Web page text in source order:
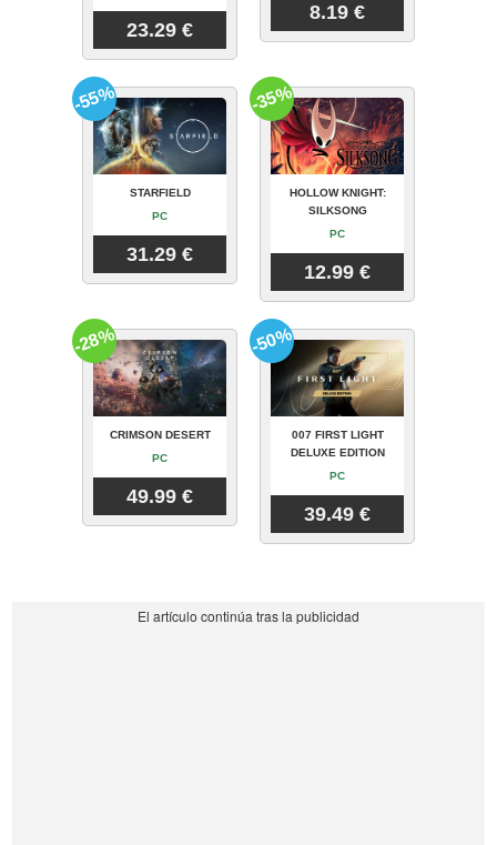
23.29 €
8.19 €
STARFIELD
PC
31.29 €
-55%
HOLLOW KNIGHT:
SILKSONG
PC
12.99 €
-35%
CRIMSON DESERT
PC
49.99 €
-28%
007 FIRST LIGHT
DELUXE EDITION
PC
39.49 €
-50%